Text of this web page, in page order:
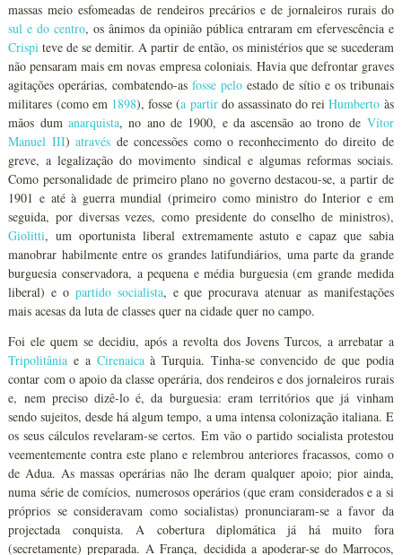
massas meio esfomeadas de rendeiros precários e de jornaleiros rurais do
sul e do centro, os ânimos da opinião pública entraram em efervescência e
Crispi teve de se demitir. A partir de então, os ministérios que se sucederam
não pensaram mais em novas empresa coloniais. Havia que defrontar graves
agitações operárias, combatendo-asfosse pelo estado de sítio e os tribunais
militares (como em 1898), fosse (a partirdo assassinato do reiHumberto às
mãos dumanarquista, no ano de 1900, e da ascensão ao trono de Vítor
Manuel III)através de concessões como o reconhecimento do direito de
greve, a legalização do movimento sindical e algumas reformas sociais.
Como personalidade de primeiro plano no governo destacou-se, a partir de
1901 e até à guerra mundial (primeiro como ministro do Interior e em
seguida, por diversas vezes, como presidente do conselho de ministros),
Giolitti, um oportunista liberal extremamente astuto e capaz que sabia
manobrar habilmente entre os grandes latifundiários, uma parte da grande
burguesia conservadora, a pequena e média burguesia (em grande medida
liberal) e o partido socialista, e que procurava atenuar as manifestações
mais acesas da luta de classes quer na cidade quer no campo.
Foi ele quem se decidiu, após a revolta dos Jovens Turcos, a arrebatar a
Tripolitânia e a Cirenaicaà Turquia. Tinha-se convencido de que podia
contar com o apoio da classe operária, dos rendeiros e dos jornaleiros rurais
e, nem preciso dizê-lo é, da burguesia: eram territórios que já vinham
sendo sujeitos, desde há algum tempo, a uma intensa colonização italiana. E
os seus cálculos revelaram-se certos. Em vão o partido socialista protestou
veementemente contra este plano e relembrou anteriores fracassos, como o
de Adua. As massas operárias não lhe deram qualquer apoio; pior ainda,
numa série de comícios, numerosos operários (que eram considerados e a si
próprios se consideravam como socialistas) pronunciaram-se a favor da
projectada conquista. A cobertura diplomática já há muito fora
(secretamente) preparada. A França, decidida a apoderar-se do Marrocos,